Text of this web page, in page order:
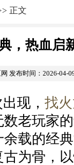
正文
，热血启
发布时间：2026-04-
现， 找
老玩家
载的经
为骨，